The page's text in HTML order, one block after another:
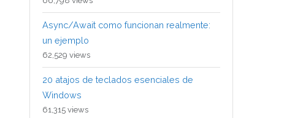
Async/Await como funcionan realmente:
un ejemplo
62,529 views
20 atajos de teclados esenciales de
Windows
61,315 views